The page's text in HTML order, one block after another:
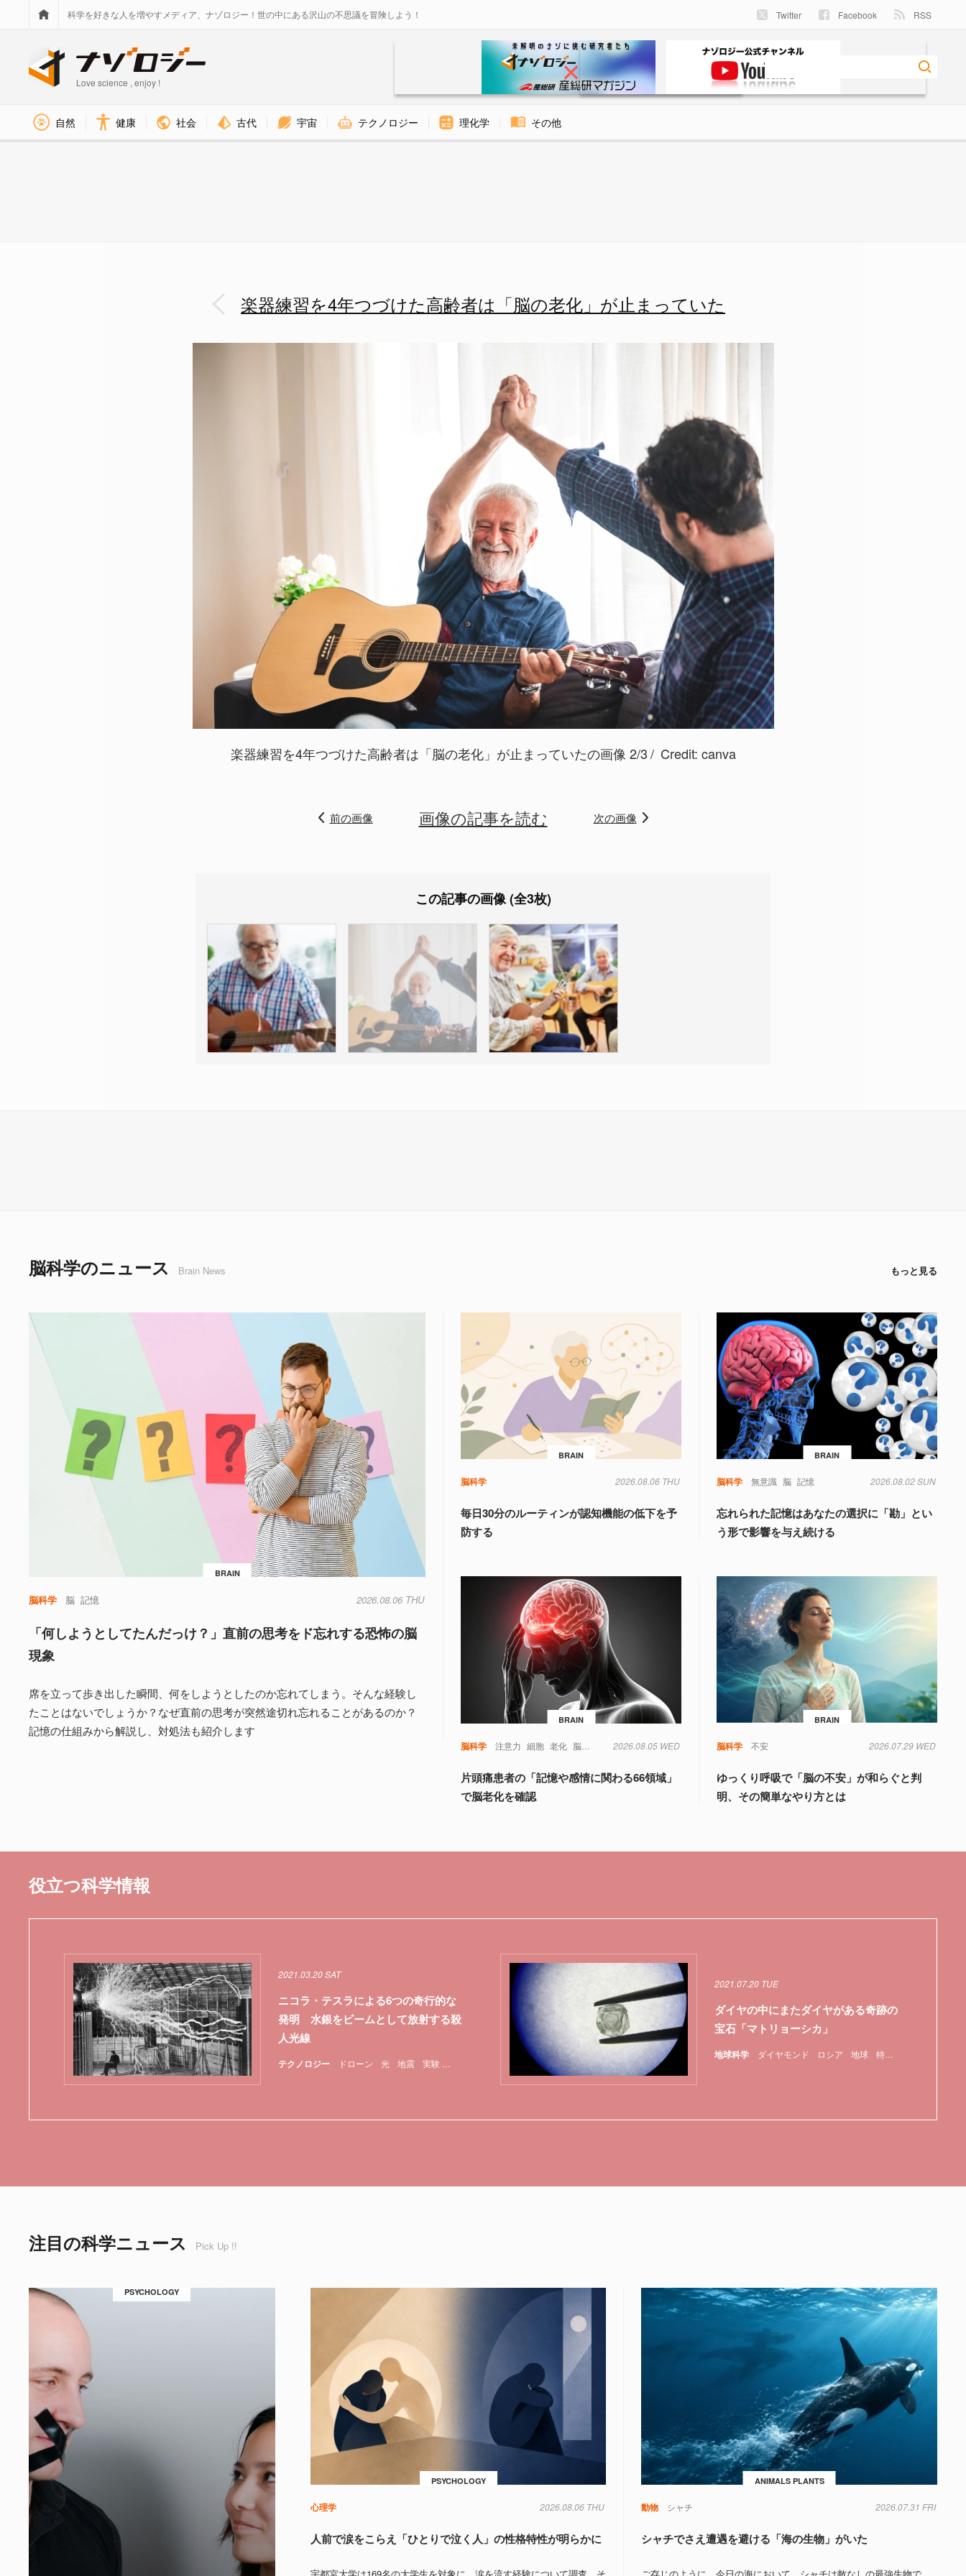
科学を好きな人を増やすメディア、ナゾロジー！世の中にある沢山の不思議を冒険しよう！ Twitter Facebook RSS
Love science , enjoy !
自然 健康 社会 古代 宇宙 テクノロジー 理化学 その他
楽器練習を4年つづけた高齢者は「脳の老化」が止まっていた
楽器練習を4年つづけた高齢者は「脳の老化」が止まっていたの画像 2/3 Credit: canva
前の画像 画像の記事を読む 次の画像
この記事の画像 (全3枚)
脳科学のニュース Brain News もっと見る
BRAIN
脳科学 脳 記憶 2026.08.06 THU
「何しようとしてたんだっけ？」直前の思考をド忘れする恐怖の脳
現象
席を立って歩き出した瞬間、何をしようとしたのか忘れてしまう。そんな経験し
たことはないでしょうか？なぜ直前の思考が突然途切れ忘れることがあるのか？
記憶の仕組みから解説し、対処法も紹介します
BRAIN
脳科学 2026.08.06 THU
毎日30分のルーティンが認知機能の低下を予
防する
BRAIN
脳科学 無意識 脳 記憶 2026.08.02 SUN
忘れられた記憶はあなたの選択に「勘」とい
う形で影響を与え続ける
BRAIN
脳科学 注意力 細胞 老化 脳 記憶 認知
2026.08.05 WED
片頭痛患者の「記憶や感情に関わる66領域」
で脳老化を確認
BRAIN
脳科学 不安 2026.07.29 WED
ゆっくり呼吸で「脳の不安」が和らぐと判
明、その簡単なやり方とは
役立つ科学情報
テクノロジー ドローン 光 地震 実験
2021.03.20 SAT
ニコラ・テスラによる6つの奇行的な
発明 水銀をビームとして放射する殺
人光線
地球科学 ダイヤモンド ロシア 地球 特集
2021.07.20 TUE
ダイヤの中にまたダイヤがある奇跡の
宝石「マトリョーシカ」
注目の科学ニュース Pick Up !!
PSYCHOLOGY
PSYCHOLOGY
心理学 2026.08.06 THU
人前で涙をこらえ「ひとりで泣く人」の性格特性が明らかに
ANIMALS PLANTS
動物 シャチ 2026.07.31 FRI
シャチでさえ遭遇を避ける「海の生物」がいた